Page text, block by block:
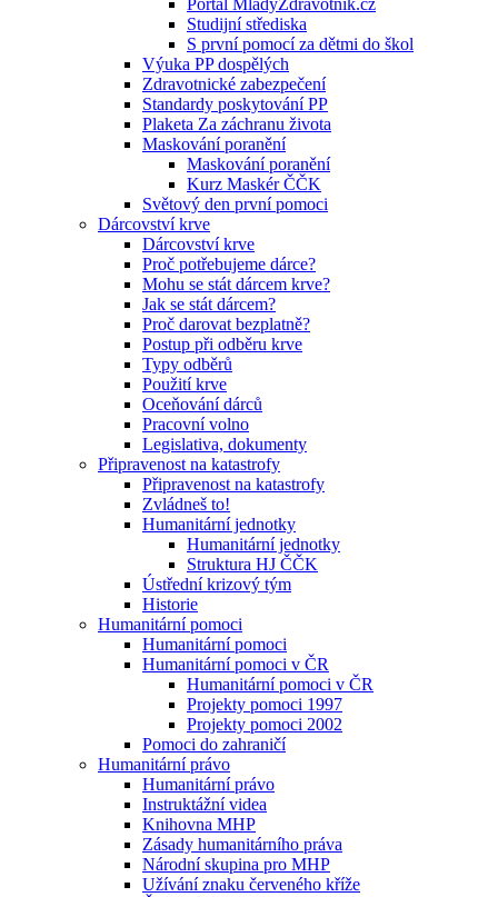
Portál MladyZdravotnik.cz
Studijní střediska
S první pomocí za dětmi do škol
Výuka PP dospělých
Zdravotnické zabezpečení
Standardy poskytování PP
Plaketa Za záchranu života
Maskování poranění
Maskování poranění
Kurz Maskér ČČK
Světový den první pomoci
Dárcovství krve
Dárcovství krve
Proč potřebujeme dárce?
Mohu se stát dárcem krve?
Jak se stát dárcem?
Proč darovat bezplatně?
Postup při odběru krve
Typy odběrů
Použití krve
Oceňování dárců
Pracovní volno
Legislativa, dokumenty
Připravenost na katastrofy
Připravenost na katastrofy
Zvládneš to!
Humanitární jednotky
Humanitární jednotky
Struktura HJ ČČK
Ústřední krizový tým
Historie
Humanitární pomoci
Humanitární pomoci
Humanitární pomoci v ČR
Humanitární pomoci v ČR
Projekty pomoci 1997
Projekty pomoci 2002
Pomoci do zahraničí
Humanitární právo
Humanitární právo
Instruktážní videa
Knihovna MHP
Zásady humanitárního práva
Národní skupina pro MHP
Užívání znaku červeného kříže